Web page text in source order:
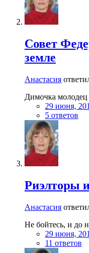
Совет
земле
Анастасия
Димочка молодец
29 июня,
5 ответов
Риэлторы
Анастасия
Не бойтесь, и до
29 июня,
11 ответов